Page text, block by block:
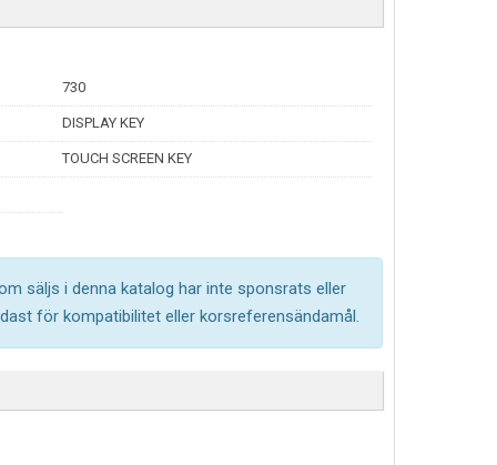
730
DISPLAY KEY
TOUCH SCREEN KEY
säljs i denna katalog har inte sponsrats eller
för kompatibilitet eller korsreferensändamål.